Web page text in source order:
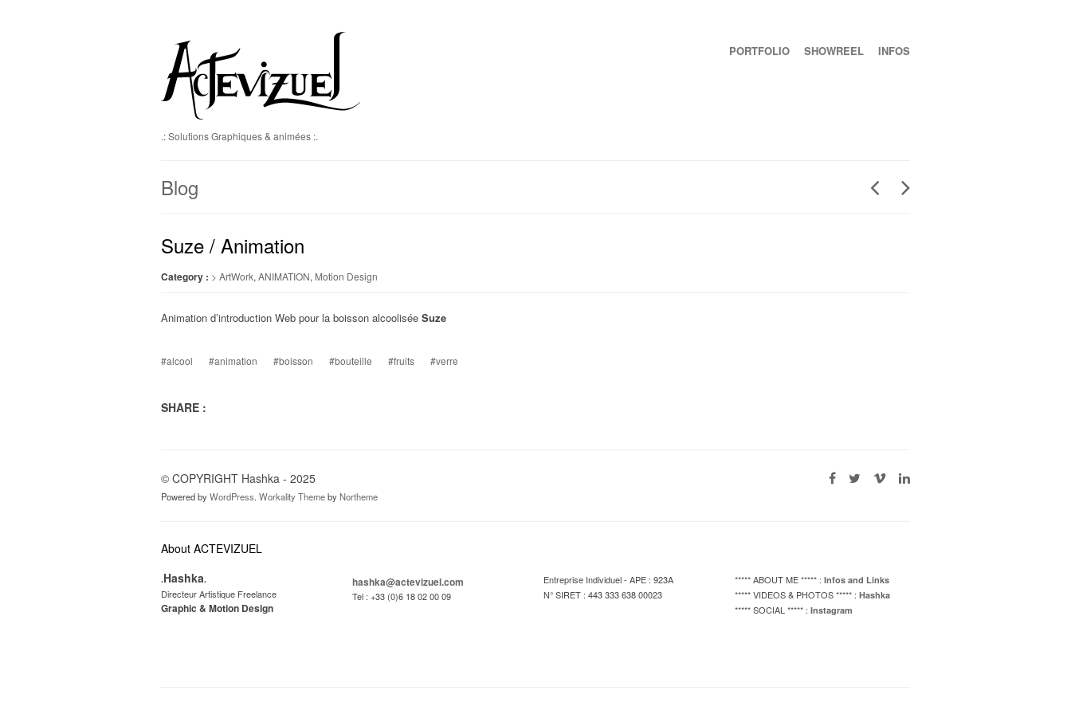
PORTFOLIO SHOWREEL INFOS
.: Solutions Graphiques & animées :.
Blog
Suze / Animation
Category : > ArtWork, ANIMATION, Motion Design
Animation d’introduction Web pour la boisson alcoolisée Suze
#alcool #animation #boisson #bouteille #fruits #verre
SHARE :
© COPYRIGHT Hashka - 2025
Powered byWordPress. Workality ThemebyNortheme
About ACTEVIZUEL
.Hashka.
Directeur Artistique Freelance
Graphic & Motion Design
hashka@actevizuel.com
Tel : +33 (0)6 18 02 00 09
Entreprise Individuel - APE : 923A
N° SIRET : 443 333 638 00023
***** ABOUT ME ***** : Infos and Links
***** VIDEOS & PHOTOS ***** : Hashka
***** SOCIAL ***** : Instagram